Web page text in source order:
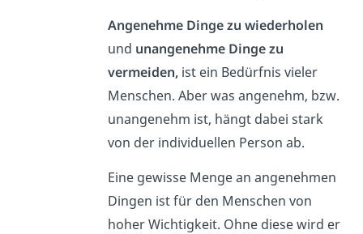
Angenehme Dinge zu wiederholen
und unangenehme Dinge zu
vermeiden, ist ein Bedürfnis vieler
Menschen. Aber was angenehm, bzw.
unangenehm ist, hängt dabei stark
von der individuellen Person ab.
Eine gewisse Menge an angenehmen
Dingen ist für den Menschen von
hoher Wichtigkeit. Ohne diese wird er